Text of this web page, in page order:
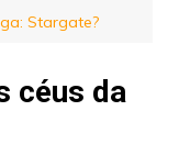
Stargate?
céus da